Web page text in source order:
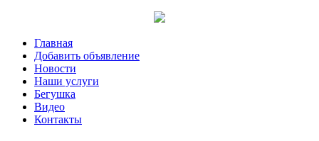
Главная
Добавить объявление
Новости
Наши услуги
Бегушка
Видео
Контакты